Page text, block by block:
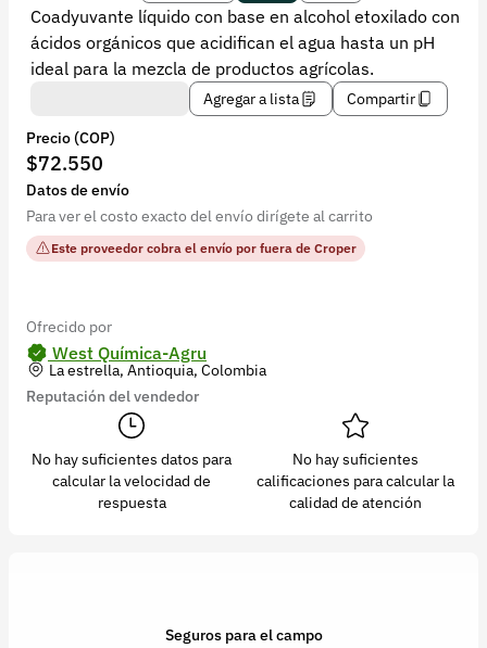
Coadyuvante líquido con base en alcohol etoxilado con
ácidos orgánicos que acidifican el agua hasta un pH
ideal para la mezcla de productos agrícolas.
Agregar a lista
Compartir
Precio (COP)
$72.550
Datos de envío
Para ver el costo exacto del envío dirígete al carrito
Este proveedor cobra el envío por fuera de Croper
Ofrecido por
West Química-Agru
La estrella, Antioquia, Colombia
Reputación del vendedor
No hay suficientes datos para
calcular la velocidad de
respuesta
No hay suficientes
calificaciones para calcular la
calidad de atención
Seguros para el campo
+57 323 2931928
© 2026 Croper.com Todos los derechos reservados
Versión 5.45.0
Síguenos